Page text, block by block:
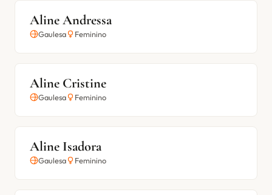
Aline Andressa
Gaulesa Feminino
Aline Cristine
Gaulesa Feminino
Aline Isadora
Gaulesa Feminino